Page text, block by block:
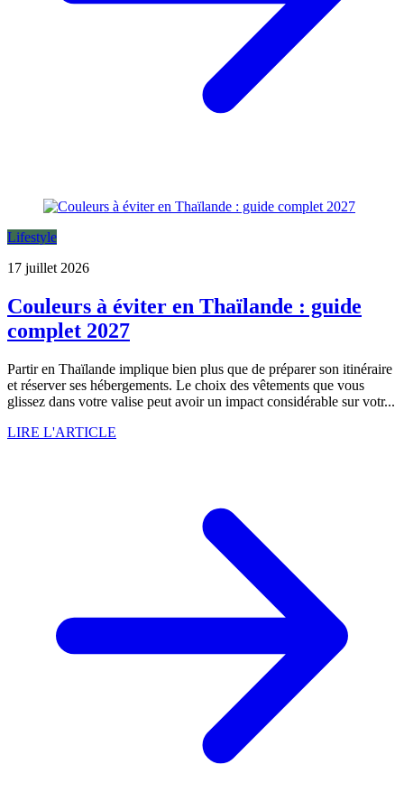
Lifestyle
17 juillet 2026
Couleurs à éviter en Thaïlande : guide
complet 2027
Partir en Thaïlande implique bien plus que de préparer son itinéraire
et réserver ses hébergements. Le choix des vêtements que vous
glissez dans votre valise peut avoir un impact considérable sur votr...
LIRE L'ARTICLE